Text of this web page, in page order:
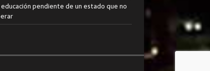
educación pendiente de un estado que no